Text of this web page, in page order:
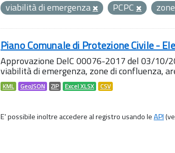
viabilità di emergenza
PCPC
Piano Comunale di Protezione Civile -
Approvazione DelC 00076-2017 del 03/10/
viabilità di emergenza, zone di confluenza,
KML GeoJSON ZIP Excel XLSX CSV
E' possibile inoltre accedere al registro usando leAPI